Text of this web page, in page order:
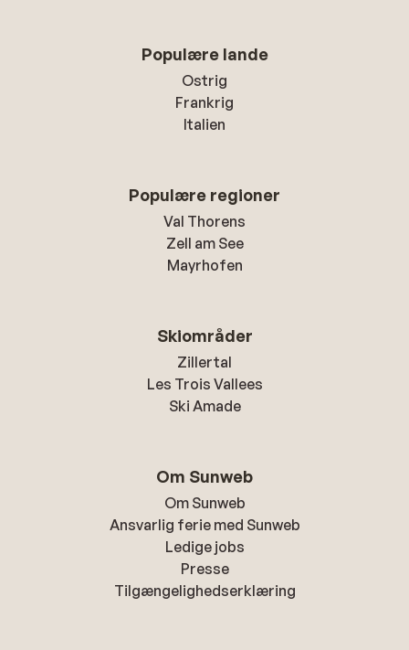
Populære lande
Ostrig
Frankrig
Italien
Populære regioner
Val Thorens
Zell am See
Mayrhofen
Skiområder
Zillertal
Les Trois Vallees
Ski Amade
Om Sunweb
Om Sunweb
Ansvarlig ferie med Sunweb
Ledige jobs
Presse
Tilgængelighedserklæring